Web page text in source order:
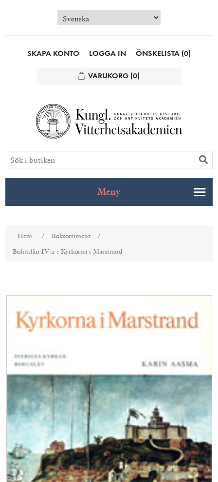
SKAPA KONTO LOGGA IN ÖNSKELISTA (0)
VARUKORG (0)
Meny
Hem / Boksortiment
/
Bohuslän IV:2 : Kyrkorna i Marstrand